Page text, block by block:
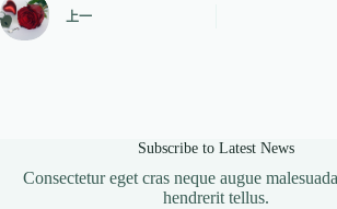
上一
Subscribe to Latest News
Consectetur eget cras neque augue
hendrerit tellus.